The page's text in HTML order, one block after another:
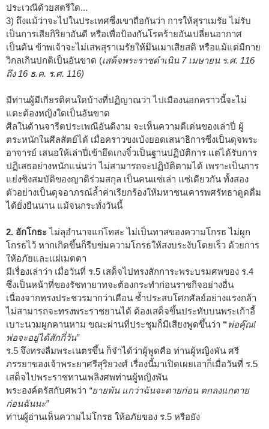
ประเวณีด้วยสตรีใด...
3) ถึงแม้ว่าจะไปในประเทศซึ่งเขาถือกันว่า การให้สุราเมรัย ไม่รับ
เป็นการเสียกิริยาอันดี หรือเพื่อป้องกันโรคร้ายอันเปลี่ยนอากาศ
เป็นต้น ข้าพเจ้าจะไม่เสพสุราเมรัยให้มึนเมาเสียสติ หรือแม้แต่มีกาย
วิกลเกินปกติเป็นอันขาด (เสด็จพระราชดำเนิน 7 เมษายน ร.ศ. 116
ถึง 16 ธ.ค. ร.ศ. 116)
มีท่านผู้มีเกียรติคนใดบ้างที่ปฏิญาณว่า ไปเมืองนอกคราวนี้จะไม่
แตะต้องหญิงใดเป็นอันขาด
ศีลในด้านจารีตประเพณีอันดีงาม จะเห็นความดีเด่นของเล่าปี่ ผู้
ตระหนักในศีลสัตย์ได้ เมื่อคราวขงเบ้งยอดเสนาธิการซึ่งเป็นดุจพระ
อาจารย์ เสนอให้เล่าปี่เข้ายึดเกงจิ๋วเป็นฐานปฏิบัติการ แต่ได้รับการ
ปฏิเสธอย่างหนักแน่นว่า ไม่สามารถจะปฏิบัติตามได้ เพราะเป็นการ
แย่งชิงสมบัติของญาติร่วมสกุล เป็นคนแซ่เล่า แซ่เดียวกัน ทั้งสอง
ตัวอย่างเป็นดุจอาภรณ์ล้ำค่าเรียกร้องให้มหาชนเคารพศรัทธาดูดดื่ม
ได้ยั่งยืนนาน แม้จนกระทั่งวันนี้
2. อักโกธะไม่ลุอำนาจแก่โทสะ ไม่เป็นทาสของความโกรธ ไม่ผูก
โกรธไว้ หากเกิดขึ้นก็รีบข่มความโกรธให้สงบระงับโดยเร็ว ด้วยการ
ให้อภัยและแผ่เมตตา
มีเรื่องเล่าว่า เมื่อวันที่ ร.5 เสด็จไปทรงสักการะพระบรมศพของ ร.4
ซึ่งเป็นหน้าที่ของรัชทายาทจะต้องกระทำก่อนราชกิจอย่างอื่น
เนื่องจากทรงประชวรมากว่าเดือน ซ้ำประสบโศกศัลย์อย่างแรงกล้า
ไม่สามารถจะทรงพระราชยานได้ ต้องเสด็จขึ้นประทับบนพระเก้าอี้
เบาะนวมผูกคานหาม ขณะผ่านที่ประชุมก็มีเสียงพูดขึ้นว่า “พ่อคุ๊ณ!
พ่อจะอยู่ได้สักกี่วัน”
ร.5 จึงทรงลืมพระเนตรขึ้น ก็จำได้ว่าผู้พูดคือ ท่านผู้หญิงพัน ศรี
ภรรยาของเจ้าพระยาศรีสุริยวงศ์ เรื่องนี้มาเปิดเผยเอาก็เมื่อวันที่ ร.5
เสด็จไปพระราชทานเพลิงศพท่านผู้หญิงพัน
พระองค์ตรัสกับศพว่า “ยายพัน แกว่าฉันจะตายก่อน ตกลงแกตาย
ก่อนฉันนะ”
ท่านผู้อ่านเห็นความไม่โกรธ ให้อภัยของ ร.5 หรือยัง